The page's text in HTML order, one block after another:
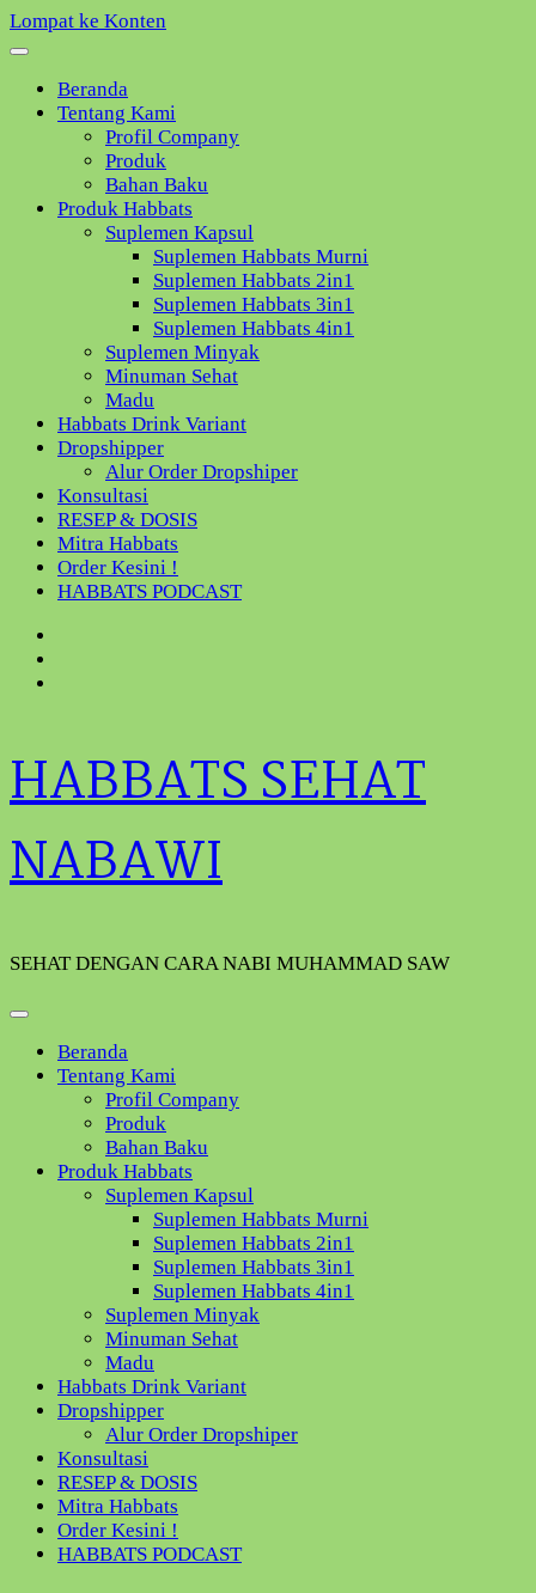
Lompat ke Konten
Beranda
Tentang Kami
Profil Company
Produk
Bahan Baku
Produk Habbats
Suplemen Kapsul
Suplemen Habbats Murni
Suplemen Habbats 2in1
Suplemen Habbats 3in1
Suplemen Habbats 4in1
Suplemen Minyak
Minuman Sehat
Madu
Habbats Drink Variant
Dropshipper
Alur Order Dropshiper
Konsultasi
RESEP & DOSIS
Mitra Habbats
Order Kesini !
HABBATS PODCAST
HABBATS SEHAT
NABAWI
SEHAT DENGAN CARA NABI MUHAMMAD SAW
Beranda
Tentang Kami
Profil Company
Produk
Bahan Baku
Produk Habbats
Suplemen Kapsul
Suplemen Habbats Murni
Suplemen Habbats 2in1
Suplemen Habbats 3in1
Suplemen Habbats 4in1
Suplemen Minyak
Minuman Sehat
Madu
Habbats Drink Variant
Dropshipper
Alur Order Dropshiper
Konsultasi
RESEP & DOSIS
Mitra Habbats
Order Kesini !
HABBATS PODCAST